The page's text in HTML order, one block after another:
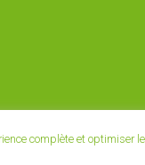
complète et